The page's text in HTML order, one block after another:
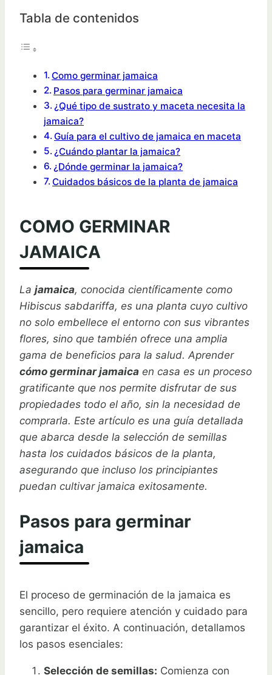
Tabla de contenidos
Como germinar jamaica
Pasos para germinar jamaica
¿Qué tipo de sustrato y maceta necesita la
jamaica?
Guía para el cultivo de jamaica en maceta
¿Cuándo plantar la jamaica?
¿Dónde germinar la jamaica?
Cuidados básicos de la planta de jamaica
COMO GERMINAR
JAMAICA
La jamaica, conocida científicamente como
Hibiscus sabdariffa, es una planta cuyo cultivo
no solo embellece el entorno con sus vibrantes
flores, sino que también ofrece una amplia
gama de beneficios para la salud. Aprender
cómo germinar jamaica en casa es un proceso
gratificante que nos permite disfrutar de sus
propiedades todo el año, sin la necesidad de
comprarla. Este artículo es una guía detallada
que abarca desde la selección de semillas
hasta los cuidados básicos de la planta,
asegurando que incluso los principiantes
puedan cultivar jamaica exitosamente.
Pasos para germinar
jamaica
El proceso de germinación de la jamaica es
sencillo, pero requiere atención y cuidado para
garantizar el éxito. A continuación, detallamos
los pasos esenciales:
Selección de semillas: Comienza con